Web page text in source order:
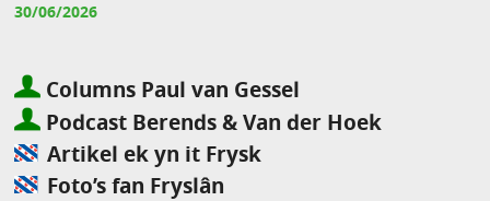
30/06/2026
Columns Paul van Gessel
Podcast Berends & Van der Hoek
Artikel ek yn it Frysk
Foto’s fan Fryslân